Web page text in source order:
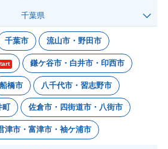
千葉県
千葉市 流山市・野田市
鎌ケ谷市・白井市・印西市
船橋市 八千代市・習志野市
町 佐倉市・四街道市・八街市
津市・富津市・袖ケ浦市